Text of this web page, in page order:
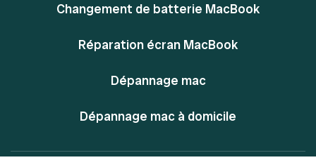
Changement de batterie MacBook
Réparation écran MacBook
Dépannage mac
Dépannage mac à domicile